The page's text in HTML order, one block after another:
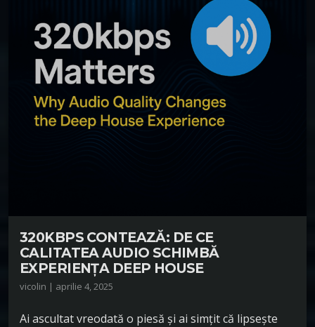
320KBPS CONTEAZĂ: DE CE
CALITATEA AUDIO SCHIMBĂ
EXPERIENȚA DEEP HOUSE
vicolin | aprilie 4, 2025
Ai ascultat vreodată o piesă și ai simțit că lipsește